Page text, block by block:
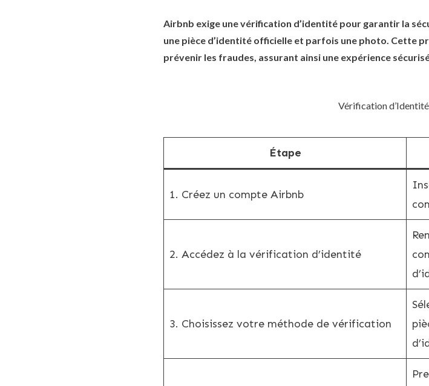
Airbnb exige une vérification d’identité pour garantir la
une pièce d’identité officielle et parfois une photo. Cette
prévenir les fraudes, assurant ainsi une expérience
Vérification
Étape
1. Créez un compte Airbnb
2. Accédez à la vérification d’identité
3. Choisissez votre méthode de vérification